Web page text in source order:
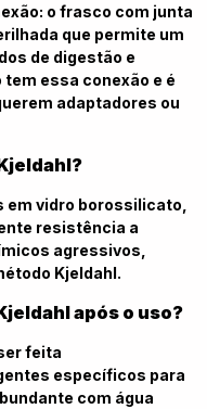
o frasco com junta
que permite um
de digestão e
essa conexão e é
adaptadores ou
vidro borossilicato,
resistência a
agressivos,
Kjeldahl.
após o uso?
feita
específicos para
com água